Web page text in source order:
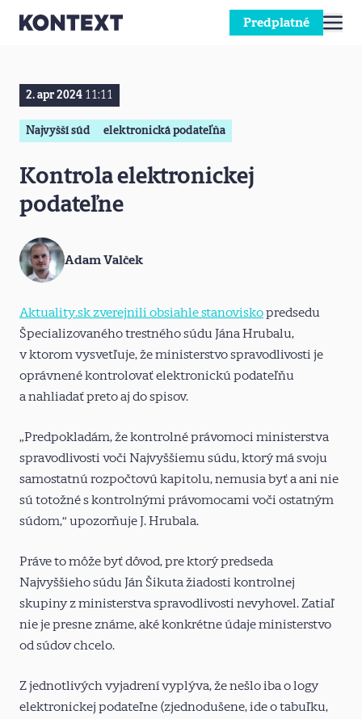
Predplatné
2. apr 2024 11:11
Najvyšší súd elektronická podateľňa
Kontrola elektronickej
podateľne
Adam Valček
Aktuality.sk zverejnili obsiahle stanoviskopredsedu
Špecializovaného trestného súdu Jána Hrubalu,
v ktorom vysvetľuje, že ministerstvo spravodlivosti je
oprávnené kontrolovať elektronickú podateľňu
a nahliadať preto aj do spisov.
„Predpokladám, že kontrolné právomoci ministerstva
spravodlivosti voči Najvyššiemu súdu, ktorý má svoju
samostatnú rozpočtovú kapitolu, nemusia byť a ani nie
sú totožné s kontrolnými právomocami voči ostatným
súdom,“ upozorňuje J. Hrubala.
Práve to môže byť dôvod, pre ktorý predseda
Najvyššieho súdu Ján Šikuta žiadosti kontrolnej
skupiny z ministerstva spravodlivosti nevyhovel. Zatiaľ
nie je presne známe, aké konkrétne údaje ministerstvo
od súdov chcelo.
Z jednotlivých vyjadrení vyplýva, že nešlo iba o logy
elektronickej podateľne (zjednodušene, ide o tabuľku,